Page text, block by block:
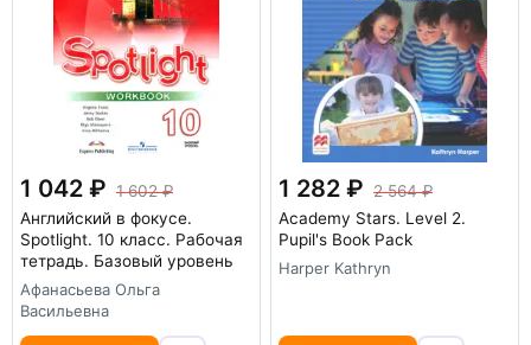
1 042
1 602
Английский в фокусе.
Spotlight. 10 класс. Рабочая
тетрадь. Базовый уровень
Афанасьева Ольга
Васильевна
1 282
2 564
Academy Stars. Level 2.
Pupil's Book Pack
Harper Kathryn